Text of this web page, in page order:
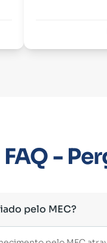
FAQ -
pelo MEC?